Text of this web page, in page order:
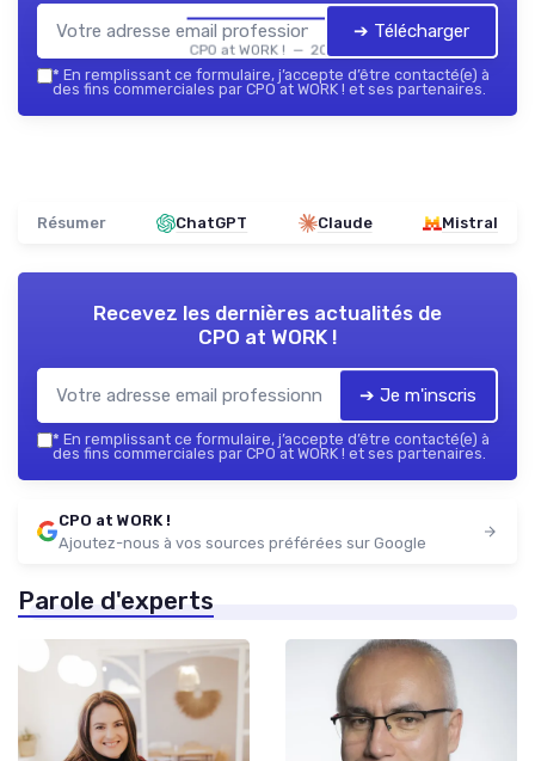
CPO at WORK ! — 2026
➔ Télécharger
* En remplissant ce formulaire, j’accepte d’être contacté(e) à
des fins commerciales par CPO at WORK ! et ses partenaires.
Résumer ChatGPT Claude Mistral
Recevez les dernières actualités de
CPO at WORK !
➔ Je m'inscris
* En remplissant ce formulaire, j’accepte d’être contacté(e) à
des fins commerciales par CPO at WORK ! et ses partenaires.
CPO at WORK !
Ajoutez-nous à vos sources préférées sur Google
Parole d'experts